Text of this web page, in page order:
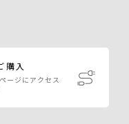
購入
ージにアクセス